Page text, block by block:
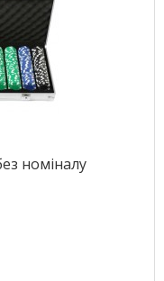
номіналу